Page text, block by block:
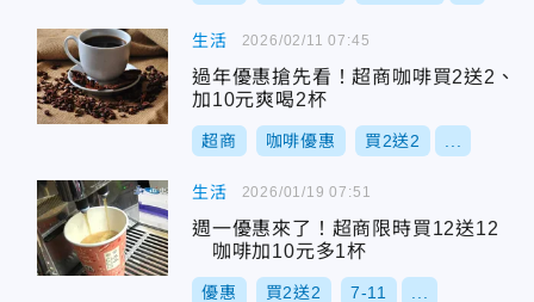
生活
過年優惠搶先看！超商咖啡買2送2、
加10元爽喝2杯
超商 咖啡優惠 買2送2
2026/02/11 07:45
生活
週一優惠來了！超商限時買12送12
咖啡加10元多1杯
優惠 買2送2 7-11
2026/01/19 07:51